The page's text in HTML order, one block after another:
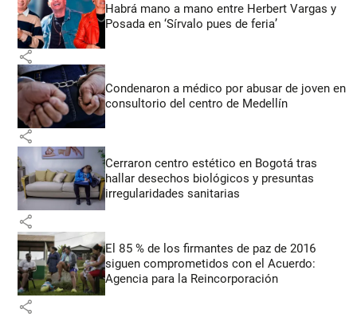
Habrá mano a mano entre Herbert Vargas y
Posada en ‘Sírvalo pues de feria’
share
Condenaron a médico por abusar de joven en
consultorio del centro de Medellín
share
Cerraron centro estético en Bogotá tras
hallar desechos biológicos y presuntas
irregularidades sanitarias
share
El 85 % de los firmantes de paz de 2016
siguen comprometidos con el Acuerdo:
Agencia para la Reincorporación
share